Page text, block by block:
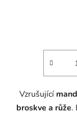
Vzrušující
broskve a růže.